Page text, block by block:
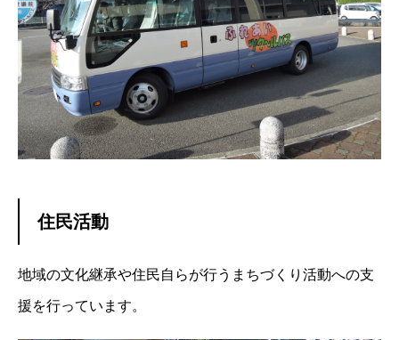
住民活動
地域の文化継承や住民自らが行うまちづくり活動への支
援を行っています。